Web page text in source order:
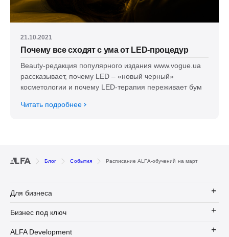
21.10.2021
Почему все сходят с ума от LED-процедур
Beauty-редакция популярного издания www.vogue.ua
рассказывает, почему LED – «новый черный»
косметологии и почему LED-терапия переживает бум
Читать подробнее
Блог События Расписание ALFA-обучений на март
Для бизнеса
Бизнес под ключ
ALFA Development